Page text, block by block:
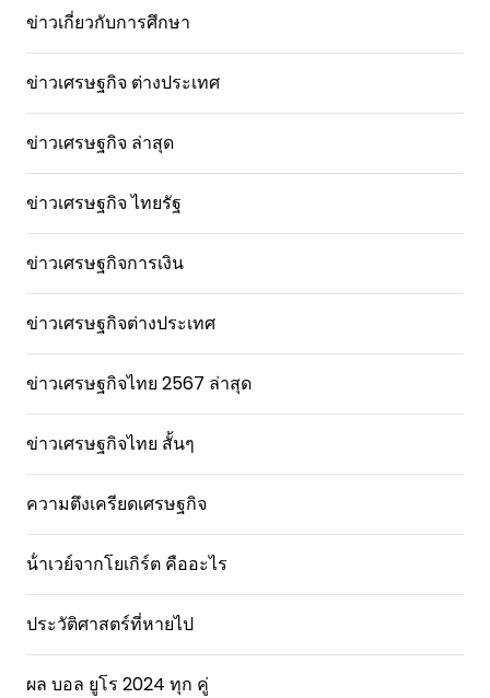
ข่าวเกี่ยวกับการศึกษา
ข่าวเศรษฐกิจ ต่างประเทศ
ข่าวเศรษฐกิจ ล่าสุด
ข่าวเศรษฐกิจ ไทยรัฐ
ข่าวเศรษฐกิจการเงิน
ข่าวเศรษฐกิจต่างประเทศ
ข่าวเศรษฐกิจไทย 2567 ล่าสุด
ข่าวเศรษฐกิจไทย สั้นๆ
ความตึงเครียดเศรษฐกิจ
น้ําเวย์จากโยเกิร์ต คืออะไร
ประวัติศาสตร์ที่หายไป
ผล บอล ยูโร 2024 ทุก คู่